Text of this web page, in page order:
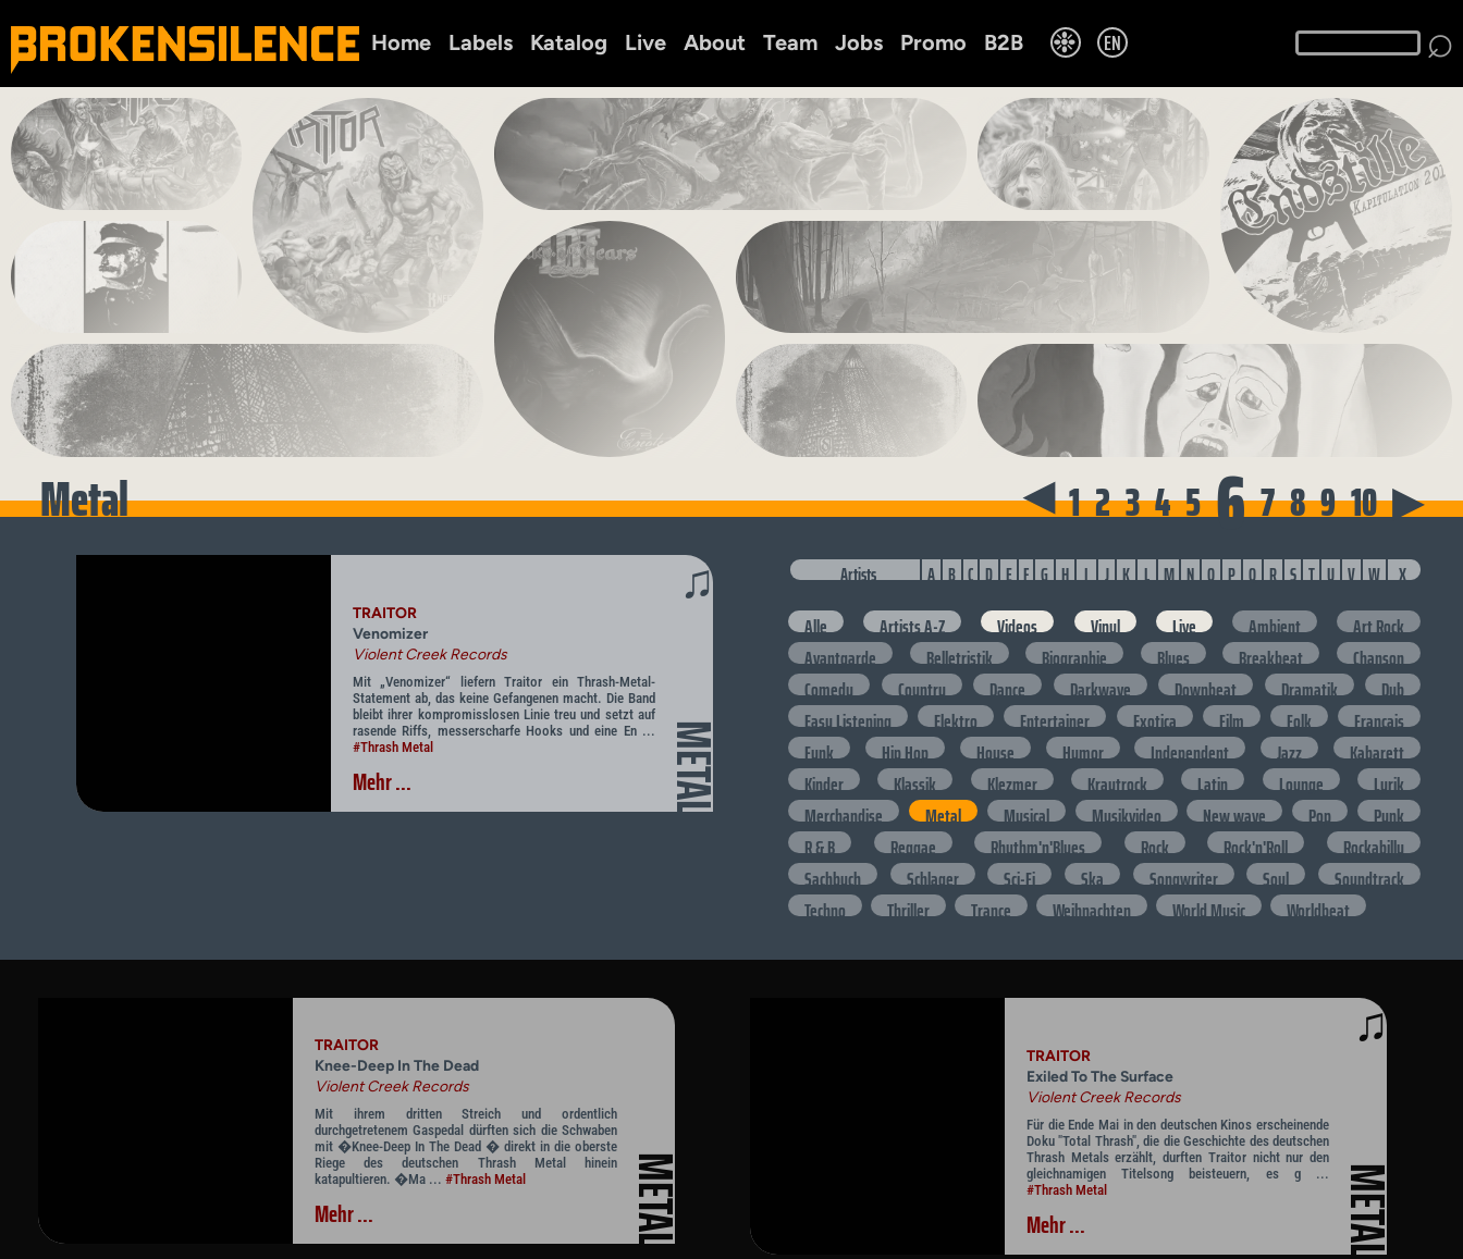
Home Labels Katalog Live About Team Jobs Promo B2B ❉ EN ⌕
Metal ▶ 1 2 3 4 5 6 7 8 9 10 ▶
♫
METAL
TRAITOR
Venomizer
Violent Creek Records
Mit „Venomizer“ liefern Traitor ein Thrash-Metal-
Statement ab, das keine Gefangenen macht. Die Band
bleibt ihrer kompromisslosen Linie treu und setzt auf
rasende Riffs, messerscharfe Hooks und eine En ...
#Thrash Metal
Mehr ...
Artists A B C D E F G H I J K L M N O P Q R S T U V W X
Alle Artists A-Z Videos Vinyl Live Ambient
Art Rock
Avantgarde
Belletristik Biographie Blues Breakbeat
Chanson
Comedy
Country Dance Darkwave Downbeat Dramatik
Dub
Easy Listening
Elektro Entertainer Exotica Film Folk
Francais
Funk
Hip Hop House Humor Independent Jazz
Kabarett
Kinder
Klassik Klezmer Krautrock Latin Lounge
Lyrik
Merchandise
Metal Musical Musikvideo New wave Pop
Punk
R & B
Reggae Rhythm'n'Blues Rock Rock'n'Roll
Rockabilly
Sachbuch
Schlager Sci-Fi Ska Songwriter Soul
Soundtrack
Techno
Thriller Trance Weihnachten World Music Worldbeat
METAL
TRAITOR
Knee-Deep In The Dead
Violent Creek Records
Mit ihrem dritten Streich und ordentlich
durchgetretenem Gaspedal dürften sich die Schwaben
mit �Knee-Deep In The Dead � direkt in die oberste
Riege des deutschen Thrash Metal hinein
katapultieren. �Ma ... #Thrash Metal
Mehr ...
♫
METAL
TRAITOR
Exiled To The Surface
Violent Creek Records
Für die Ende Mai in den deutschen Kinos erscheinende
Doku "Total Thrash", die die Geschichte des deutschen
Thrash Metals erzählt, durften Traitor nicht nur den
gleichnamigen Titelsong beisteuern, es g ...
#Thrash Metal
Mehr ...